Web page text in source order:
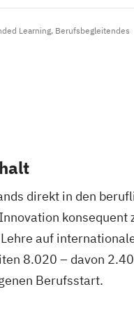
Learning, Berufsbegleitendes
direkt in den
auf
8.020 – davon
Berufsstart.